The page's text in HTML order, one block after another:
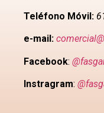
Teléfono Móvil:
e-mail:
Facebook:
Instragram: